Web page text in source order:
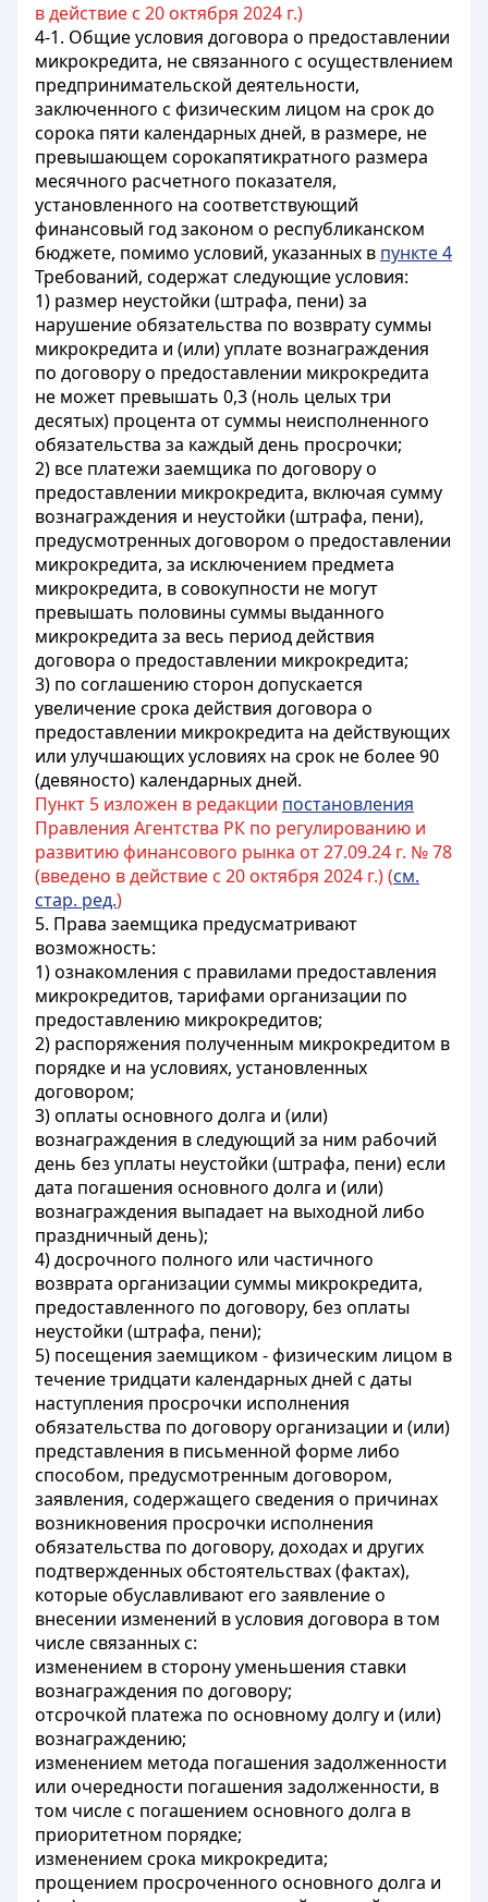
в действие с 20 октября 2024 г.)
4-1. Общие условия договора о предоставлении
микрокредита, не связанного с осуществлением
предпринимательской деятельности,
заключенного с физическим лицом на срок до
сорока пяти календарных дней, в размере, не
превышающем сорокапятикратного размера
месячного расчетного показателя,
установленного на соответствующий
финансовый год законом о республиканском
бюджете, помимо условий, указанных в пункте 4
Требований, содержат следующие условия:
1) размер неустойки (штрафа, пени) за
нарушение обязательства по возврату суммы
микрокредита и (или) уплате вознаграждения
по договору о предоставлении микрокредита
не может превышать 0,3 (ноль целых три
десятых) процента от суммы неисполненного
обязательства за каждый день просрочки;
2) все платежи заемщика по договору о
предоставлении микрокредита, включая сумму
вознаграждения и неустойки (штрафа, пени),
предусмотренных договором о предоставлении
микрокредита, за исключением предмета
микрокредита, в совокупности не могут
превышать половины суммы выданного
микрокредита за весь период действия
договора о предоставлении микрокредита;
3) по соглашению сторон допускается
увеличение срока действия договора о
предоставлении микрокредита на действующих
или улучшающих условиях на срок не более 90
(девяносто) календарных дней.
Пункт 5 изложен в редакции постановления
Правления Агентства РК по регулированию и
развитию финансового рынка от 27.09.24 г. № 78
(введено в действие с 20 октября 2024 г.) (см.
стар. ред.)
5. Права заемщика предусматривают
возможность:
1) ознакомления с правилами предоставления
микрокредитов, тарифами организации по
предоставлению микрокредитов;
2) распоряжения полученным микрокредитом в
порядке и на условиях, установленных
договором;
3) оплаты основного долга и (или)
вознаграждения в следующий за ним рабочий
день без уплаты неустойки (штрафа, пени) если
дата погашения основного долга и (или)
вознаграждения выпадает на выходной либо
праздничный день);
4) досрочного полного или частичного
возврата организации суммы микрокредита,
предоставленного по договору, без оплаты
неустойки (штрафа, пени);
5) посещения заемщиком - физическим лицом в
течение тридцати календарных дней с даты
наступления просрочки исполнения
обязательства по договору организации и (или)
представления в письменной форме либо
способом, предусмотренным договором,
заявления, содержащего сведения о причинах
возникновения просрочки исполнения
обязательства по договору, доходах и других
подтвержденных обстоятельствах (фактах),
которые обуславливают его заявление о
внесении изменений в условия договора в том
числе связанных с:
изменением в сторону уменьшения ставки
вознаграждения по договору;
отсрочкой платежа по основному долгу и (или)
вознаграждению;
изменением метода погашения задолженности
или очередности погашения задолженности, в
том числе с погашением основного долга в
приоритетном порядке;
изменением срока микрокредита;
прощением просроченного основного долга и